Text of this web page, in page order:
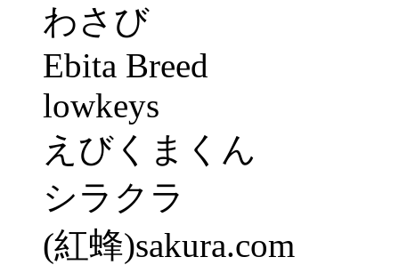
わさび
Ebita Breed
lowkeys
えびくまくん
シラクラ
(紅蜂)sakura.com